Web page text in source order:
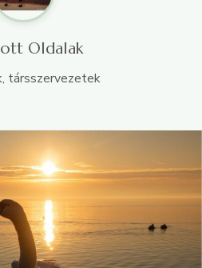
Oldalak
társszervezetek